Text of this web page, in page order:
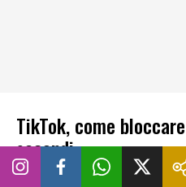
TikTok, come
secondi